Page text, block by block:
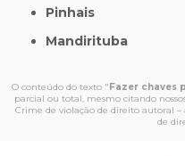
Pinhais
Mandirituba
O conteúdo do texto "Fazer chaves
parcial ou total, mesmo citando
Crime de violação de direito autoral –
de